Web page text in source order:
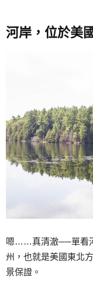
河岸，位於美
嗯……真清澈──單看
州，也就是美國東北
景保證。